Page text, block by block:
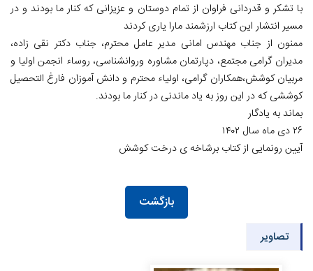
با تشکر و قدردانی فراوان از تمام دوستان و عزیزانی که کنار ما بودند و در
مسیر انتشار این کتاب ارزشمند مارا یاری کردند
ممنون از جناب مهندس امانی مدیر عامل محترم، جناب دکتر نقی زاده،
مدیران گرامی مجتمع، دپارتمان مشاوره وروانشناسی، روساء انجمن اولیا و
مربیان کوشش،همکاران گرامی، اولیاء محترم و دانش آموزان فارغ التحصیل
کوششی که در این روز به یاد ماندنی در کنار ما بودند.
بماند به یادگار
۲۶ دی ماه سال ۱۴۰۲
آیین رونمایی از کتاب برشاخه ی درخت کوشش
بازگشت
تصاویر